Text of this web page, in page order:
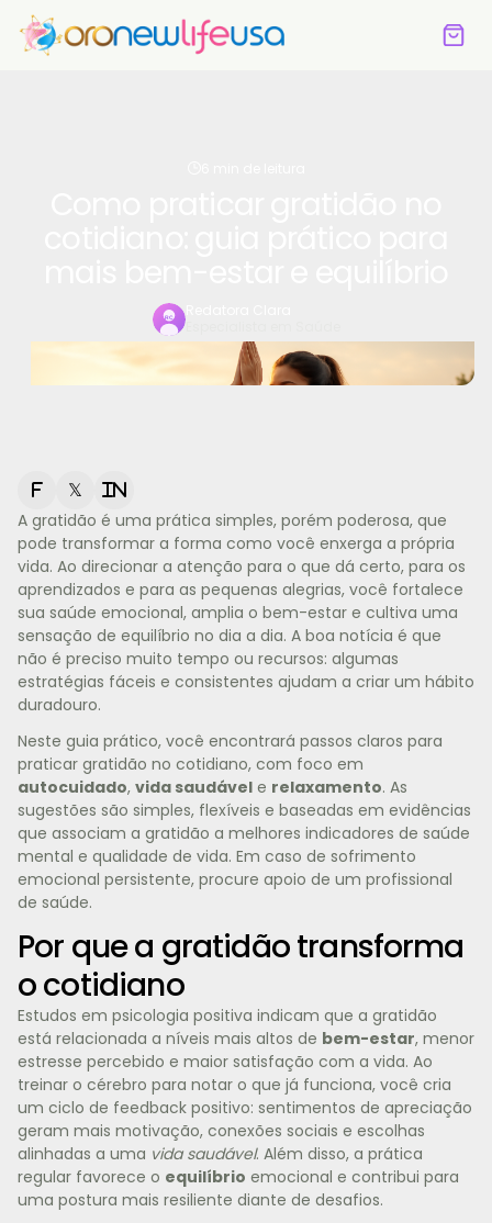
Especialista em Saúde
f 𝕏 in
A gratidão é uma prática simples, porém poderosa, que
pode transformar a forma como você enxerga a própria
vida. Ao direcionar a atenção para o que dá certo, para os
aprendizados e para as pequenas alegrias, você fortalece
sua saúde emocional, amplia o bem-estar e cultiva uma
sensação de equilíbrio no dia a dia. A boa notícia é que
não é preciso muito tempo ou recursos: algumas
estratégias fáceis e consistentes ajudam a criar um hábito
duradouro.
Neste guia prático, você encontrará passos claros para
praticar gratidão no cotidiano, com foco em
autocuidado, vida saudável e relaxamento. As
sugestões são simples, flexíveis e baseadas em evidências
que associam a gratidão a melhores indicadores de saúde
mental e qualidade de vida. Em caso de sofrimento
emocional persistente, procure apoio de um profissional
de saúde.
Por que a gratidão transforma
o cotidiano
Estudos em psicologia positiva indicam que a gratidão
está relacionada a níveis mais altos de bem-estar, menor
estresse percebido e maior satisfação com a vida. Ao
treinar o cérebro para notar o que já funciona, você cria
um ciclo de feedback positivo: sentimentos de apreciação
geram mais motivação, conexões sociais e escolhas
alinhadas a uma vida saudável. Além disso, a prática
regular favorece o equilíbrio emocional e contribui para
uma postura mais resiliente diante de desafios.